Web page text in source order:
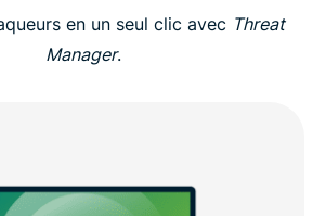
en un seul clic avec Threat
Manager.